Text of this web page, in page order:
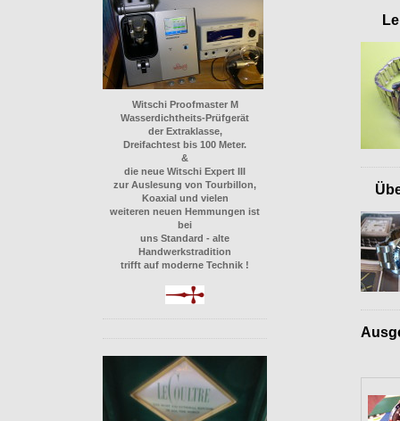
Witschi Proofmaster M
Wasserdichtheits-Prüfgerät
der Extraklasse,
Dreifachtest bis 100 Meter.
&
die neue Witschi Expert III
zur Auslesung von Tourbillon,
Koaxial und vielen
weiteren neuen Hemmungen ist
bei
uns Standard - alte
Handwerkstradition
trifft auf moderne Technik !